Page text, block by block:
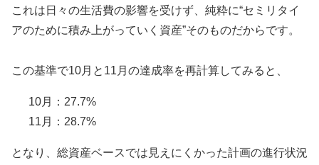
これは日々の生活費の影響を受けず、純粋に“セミリタイ
アのために積み上がっていく資産”そのものだからです。
この基準で10月と11月の達成率を再計算してみると、
10月：27.7%
11月：28.7%
となり、総資産ベースでは見えにくかった計画の進行状況